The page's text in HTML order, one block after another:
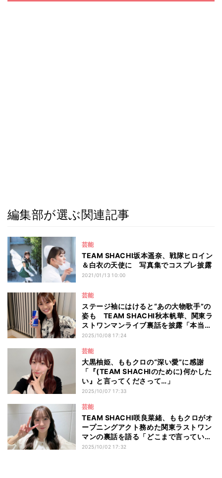
編集部が選ぶ関連記事
芸能
TEAM SHACHI坂本遥奈、戦隊ヒロイン
＆白衣の天使に 写真集でコスプレ披露
2021/01/13 10:00
芸能
ステージ袖にはけると“あの大物歌手”の
姿も TEAM SHACHI秋本帆華、関東ラ
ストワンマンライブ裏話を披露「本当に
優しくて」
2025/10/08 17:24
芸能
大黒柚姫、ももクロの“深い愛”に感謝
「『(TEAM SHACHIのために)何かした
い』と言ってくださって…」
2025/10/07 17:33
芸能
TEAM SHACHI咲良菜緒、ももクロがオ
ープニングアクト務めた関東ラストワン
マンの裏話を語る「どこまで言っていい
のか分からないけど……」
2025/10/02 17:32